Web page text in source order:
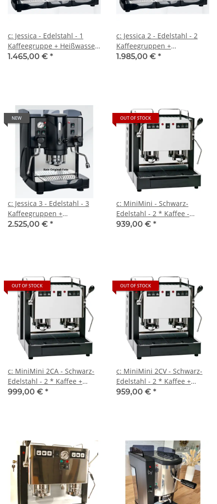
c: Jessica - Edelstahl - 1
Kaffeegruppe + Heißwasser
+ Dampf - Zweikreis + 1-
1.465,00 € *
c: Jessica 2 - Edelstahl - 2
Kaffeegruppen +
Heisswasser + Dampf - 2-
1.985,00 € *
NEW
c: Jessica 3 - Edelstahl - 3
Kaffeegruppen +
Heisswasser + Dampf - 2-
2.525,00 € *
OUT OF STOCK
c: MiniMini - Schwarz-
Edelstahl - 2 * Kaffee -
Spinel
939,00 € *
OUT OF STOCK
c: MiniMini 2CA - Schwarz-
Edelstahl - 2 * Kaffee +
Heisswasser - Spinel
999,00 € *
OUT OF STOCK
c: MiniMini 2CV - Schwarz-
Edelstahl - 2 * Kaffee +
Dampf - Spinel
959,00 € *